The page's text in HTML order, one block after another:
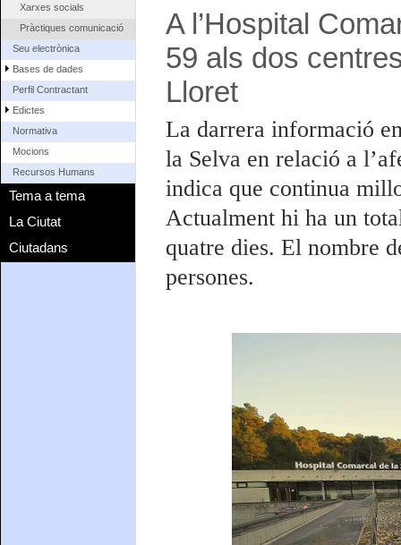
Xarxes socials
Pràctiques comunicació
Seu electrònica
Bases de dades
Perfil Contractant
Edictes
Normativa
Mocions
Recursos Humans
Tema a tema
La Ciutat
Ciutadans
A l’Hospital
59 als dos
Lloret
La darrera informació
la Selva en relació a
indica que continua
Actualment hi ha un
quatre dies. El nombre
persones.